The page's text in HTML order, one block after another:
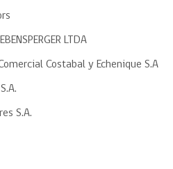
LTDA
Costabal y Echenique S.A
S.A.